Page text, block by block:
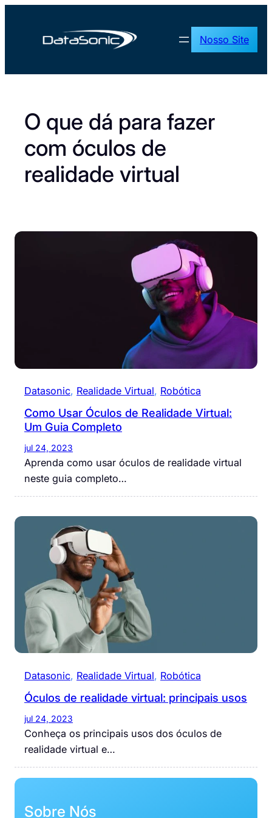
Nosso Site
O que dá para fazer
com óculos de
realidade virtual
Datasonic, Realidade Virtual, Robótica
Como Usar Óculos de Realidade Virtual:
Um Guia Completo
jul 24, 2023
Aprenda como usar óculos de realidade virtual
neste guia completo…
Datasonic, Realidade Virtual, Robótica
Óculos de realidade virtual: principais usos
jul 24, 2023
Conheça os principais usos dos óculos de
realidade virtual e…
Sobre Nós